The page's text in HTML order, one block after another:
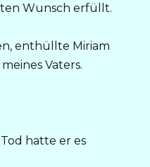
Wunsch erfüllt.
enthüllte Miriam
Vaters.
hatte er es